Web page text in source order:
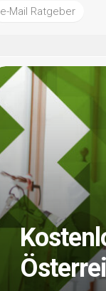
e-Mail Ratgeber